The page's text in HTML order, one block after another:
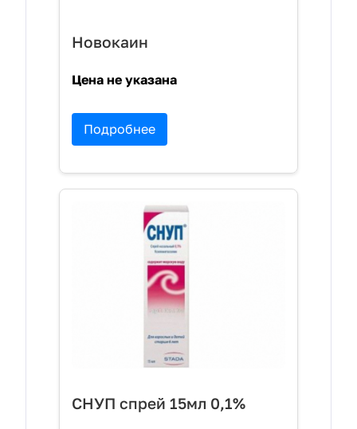
Новокаин
Цена не указана
Подробнее
СНУП спрей 15мл 0,1%